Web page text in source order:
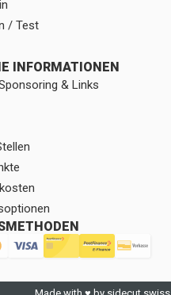
/ Test
INFORMATIONEN
& Links